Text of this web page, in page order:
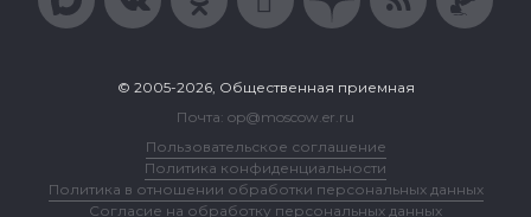
© 2005-2026, Общественная приемная
Почта: op@moscow.er.ru
Пользовательское соглашение
Политика конфиденциальности
Политика в отношении обработки персональных данных
Согласие на обработку персональных данных